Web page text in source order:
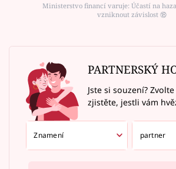
Ministerstvo financí varuje: Účastí na
vzniknout závislost ⑱
PARTNERSKÝ
Jste si souzení?
zjistěte, jestli vám